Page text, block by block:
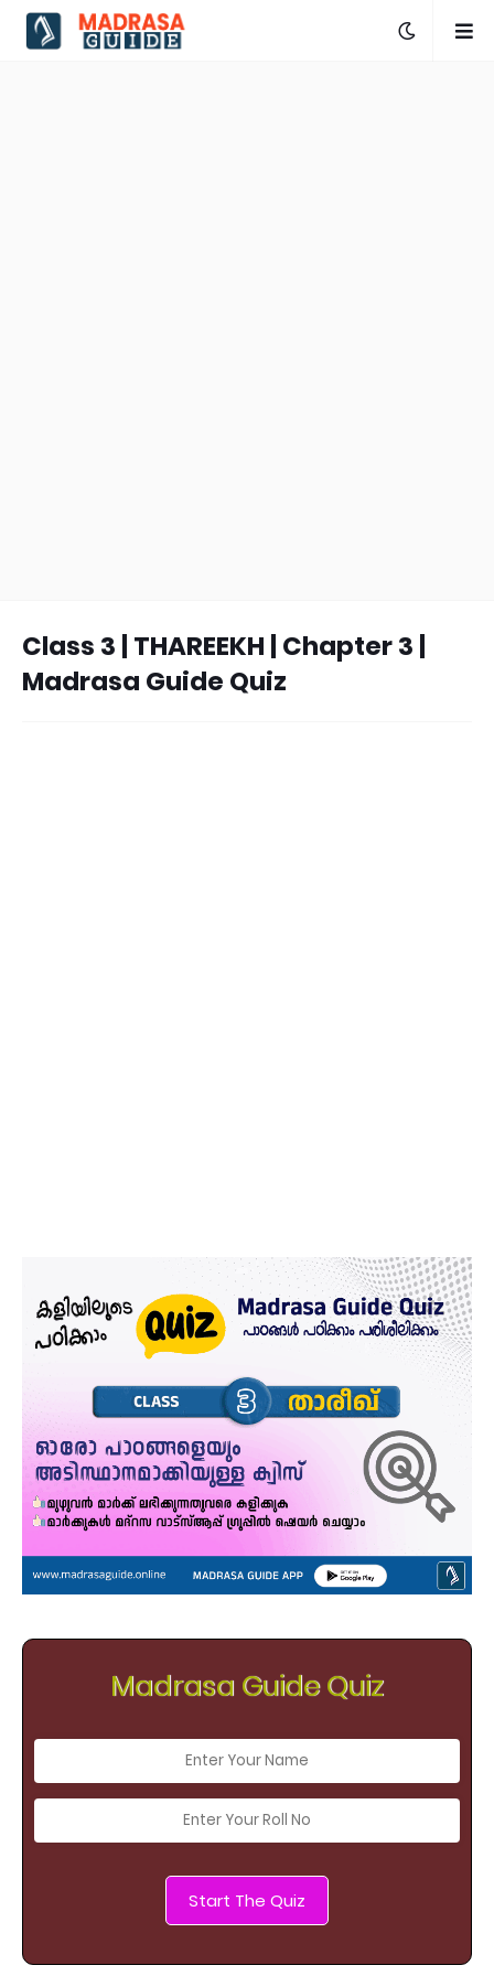
Class 3 | THAREEKH | Chapter 3 |
Madrasa Guide Quiz
Madrasa Guide Quiz
Start The Quiz